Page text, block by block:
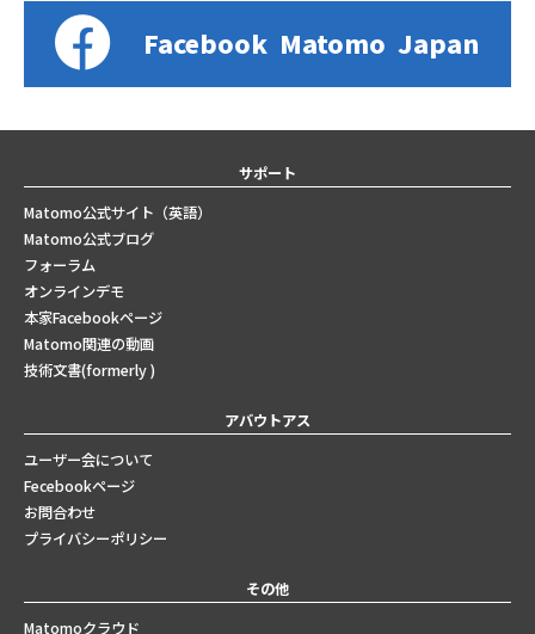
Facebook Matomo Japan
サポート
Matomo公式サイト（英語）
Matomo公式ブログ
フォーラム
オンラインデモ
本家Facebookページ
Matomo関連の動画
技術文書(formerly )
アバウトアス
ユーザー会について
Fecebookページ
お問合わせ
プライバシーポリシー
その他
Matomoクラウド